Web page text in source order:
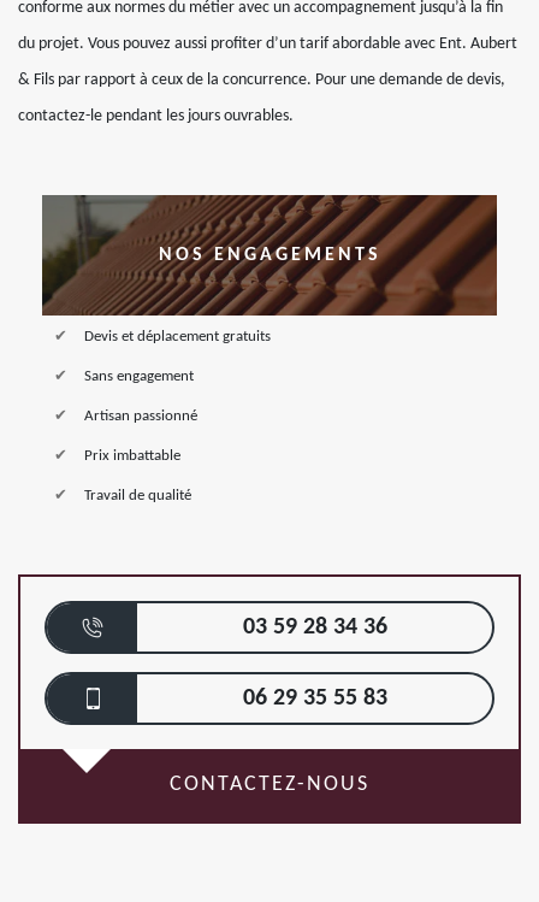
conforme aux normes du métier avec un accompagnement jusqu’à la fin
du projet. Vous pouvez aussi profiter d’un tarif abordable avec Ent. Aubert
& Fils par rapport à ceux de la concurrence. Pour une demande de devis,
contactez-le pendant les jours ouvrables.
NOS ENGAGEMENTS
Devis et déplacement gratuits
Sans engagement
Artisan passionné
Prix imbattable
Travail de qualité
03 59 28 34 36
06 29 35 55 83
CONTACTEZ-NOUS